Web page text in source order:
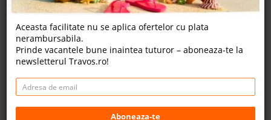
CAZARE
CHARTER AVION
CAZARE + AUTOCAR
CONTACT
Aceasta facilitate nu se aplica ofertelor cu plata
nerambursabila.
Prinde vacantele bune inaintea tuturor – aboneaza-te la
newsletterul Travos.ro!
Aboneaza-te